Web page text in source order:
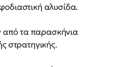
αλυσίδα.
από τα παρασκήνια
στρατηγικής.